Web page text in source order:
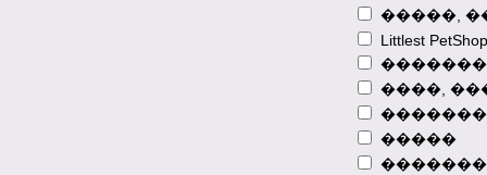
�����,
Littlest PetShop
����,
�����
��������
�� ����
�������
� ���!
2013-08-23
����� ��